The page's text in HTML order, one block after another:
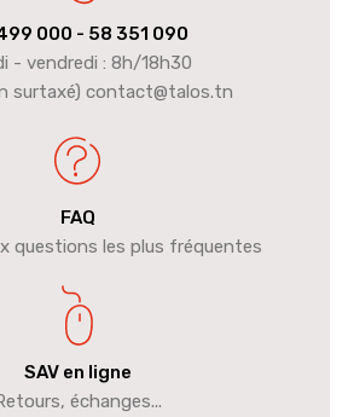
000 - 58 351 090
- vendredi : 8h/18h30
surtaxé) contact@talos.tn
FAQ
questions les plus fréquentes
SAV en ligne
échanges...